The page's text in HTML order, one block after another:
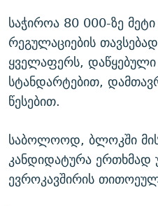
საჭიროა 80 000-ზე
რეგულაციების
ყველაფერს,
სტანდარტებით,
წესებით.
საბოლოოდ, ბლოკში
კანდიდატურა ერთხმად
ევროკავშირის